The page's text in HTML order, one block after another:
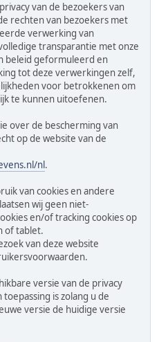
van de bezoekers van
rechten van bezoekers met
verwerking van
transparantie met onze
beleid geformuleerd en
tot deze verwerkingen zelf,
voor betrokkenen om
te kunnen uitoefenen.
over de bescherming van
op de website van de
nl .
van cookies en andere
wij geen niet-
en/of tracking cookies op
of tablet.
van deze website
versie van de privacy
is zolang u de
versie de huidige versie